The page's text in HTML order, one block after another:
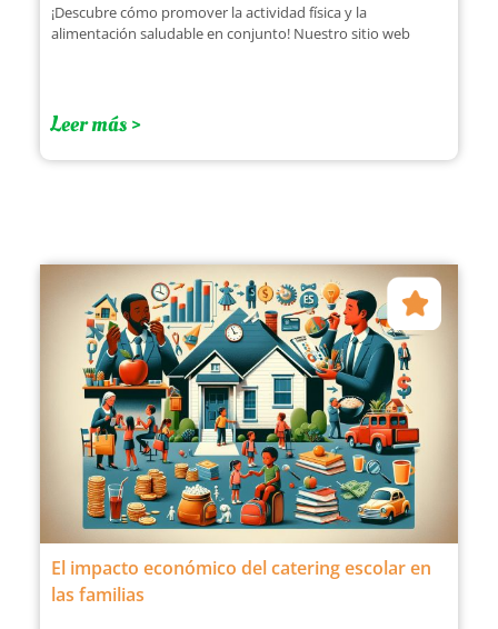
¡Descubre cómo promover la actividad física y la
alimentación saludable en conjunto! Nuestro sitio web
Leer más >
El impacto económico del catering escolar en
las familias